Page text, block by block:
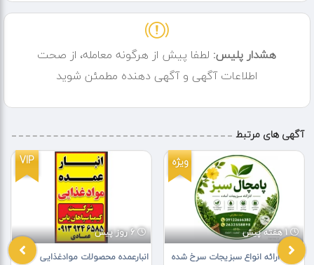
هشدار پلیس: لطفا پیش از هرگونه معامله، از صحت
اطلاعات آگهی و آگهی دهنده مطمئن شوید
آگهی های مرتبط
VIP
6 روز پیش
انبارعمده محصولات موادغذایی
ویژه
1 هفته پیش
کارگاه ارائه انواع سبزیجات سرخ شده